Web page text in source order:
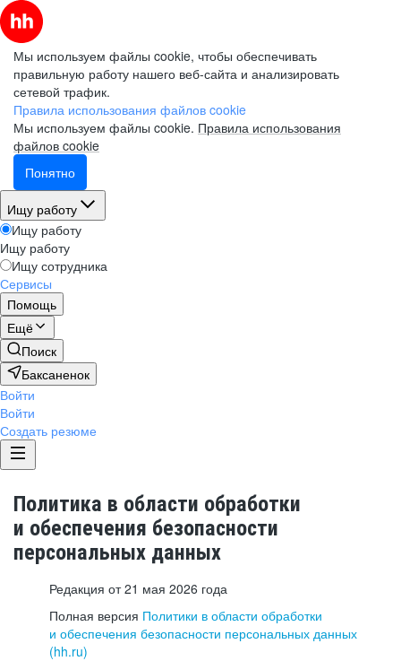
Мы используем файлы cookie, чтобы обеспечивать
правильную работу нашего веб-сайта и анализировать
сетевой трафик.
Правила использования файлов cookie
Мы используем файлы cookie. Правила использования
файлов cookie
Понятно
Ищу работу
Ищу работу
Ищу работу
Ищу сотрудника
Сервисы
Помощь
Ещё
Поиск
Баксаненок
Войти
Войти
Создать резюме
Политика в области обработки
и обеспечения безопасности
персональных данных
Редакция от 21 мая 2026 года
Полная версия Политики в области обработки
и обеспечения безопасности персональных данных
(hh.ru)